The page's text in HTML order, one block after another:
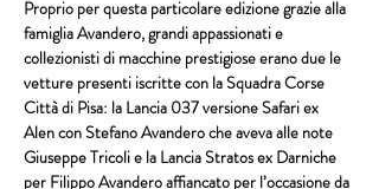
Proprio per questa particolare edizione grazie alla
famiglia Avandero, grandi appassionati e
collezionisti di macchine prestigiose erano due le
vetture presenti iscritte con la Squadra Corse
Città di Pisa: la Lancia 037 versione Safari ex
Alen con Stefano Avandero che aveva alle note
Giuseppe Tricoli e la Lancia Stratos ex Darniche
per Filippo Avandero affiancato per l’occasione da